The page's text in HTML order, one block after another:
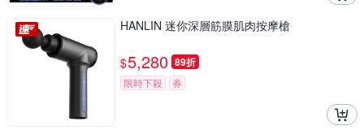
HANLIN 迷你深層筋膜肌肉按摩槍
$5,280 89折
限時下殺 券